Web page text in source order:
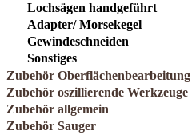
Lochsägen handgeführt
Adapter/ Morsekegel
Gewindeschneiden
Sonstiges
Zubehör Oberflächenbearbeitung
Zubehör oszillierende Werkzeuge
Zubehör allgemein
Zubehör Sauger